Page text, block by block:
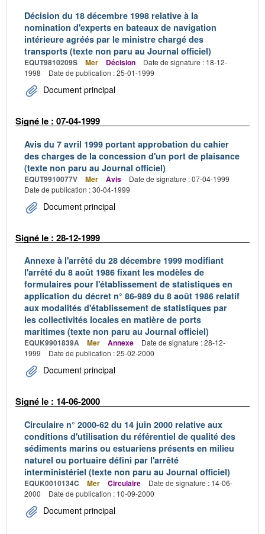
Décision du 18 décembre 1998 relative à la
nomination d'experts en bateaux de navigation
intérieure agréés par le ministre chargé des
transports (texte non paru au Journal officiel)
EQUT9810209S Mer Décision
Date de signature : 18-12-
1998
Date de publication : 25-01-1999
Document principal
Signé le : 07-04-1999
Avis du 7 avril 1999 portant approbation du cahier
des charges de la concession d'un port de plaisance
(texte non paru au Journal officiel)
EQUT9910077V Mer Avis
Date de signature : 07-04-1999
Date de publication : 30-04-1999
Document principal
Signé le : 28-12-1999
Annexe à l'arrêté du 28 décembre 1999 modifiant
l'arrêté du 8 août 1986 fixant les modèles de
formulaires pour l'établissement de statistiques en
application du décret n° 86-989 du 8 août 1986 relatif
aux modalités d'établissement de statistiques par
les collectivités locales en matière de ports
maritimes (texte non paru au Journal officiel)
EQUK9901839A Mer Annexe
Date de signature : 28-12-
1999
Date de publication : 25-02-2000
Document principal
Signé le : 14-06-2000
Circulaire n° 2000-62 du 14 juin 2000 relative aux
conditions d'utilisation du référentiel de qualité des
sédiments marins ou estuariens présents en milieu
naturel ou portuaire défini par l'arrêté
interministériel (texte non paru au Journal officiel)
EQUK0010134C Mer Circulaire
Date de signature : 14-06-
2000
Date de publication : 10-09-2000
Document principal